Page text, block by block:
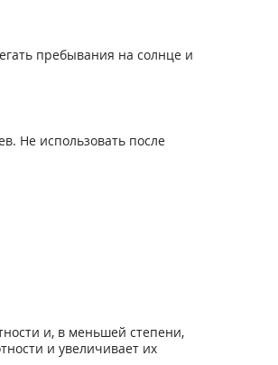
пребывания на солнце и
Не использовать после
и, в меньшей степени,
и увеличивает их